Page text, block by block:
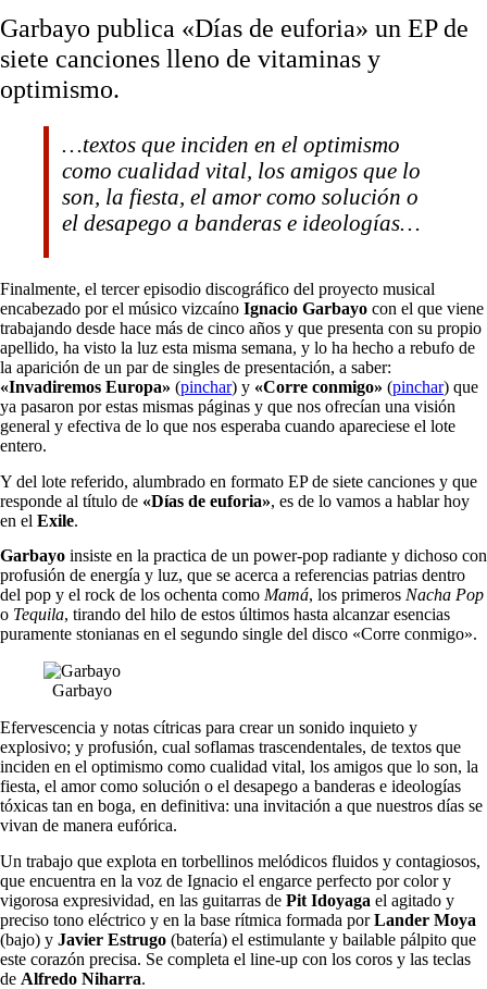
Garbayo publica «Días de euforia» un EP de
siete canciones lleno de vitaminas y
optimismo.
…textos que inciden en el optimismo
como cualidad vital, los amigos que lo
son, la fiesta, el amor como solución o
el desapego a banderas e ideologías…
Finalmente, el tercer episodio discográfico del proyecto musical
encabezado por el músico vizcaíno Ignacio Garbayo con el que viene
trabajando desde hace más de cinco años y que presenta con su propio
apellido, ha visto la luz esta misma semana, y lo ha hecho a rebufo de
la aparición de un par de singles de presentación, a saber:
«Invadiremos Europa» (pinchar) y «Corre conmigo» (pinchar) que
ya pasaron por estas mismas páginas y que nos ofrecían una visión
general y efectiva de lo que nos esperaba cuando apareciese el lote
entero.
Y del lote referido, alumbrado en formato EP de siete canciones y que
responde al título de «Días de euforia», es de lo vamos a hablar hoy
en el Exile.
Garbayo insiste en la practica de un power-pop radiante y dichoso con
profusión de energía y luz, que se acerca a referencias patrias dentro
del pop y el rock de los ochenta como Mamá, los primeros Nacha Pop
o Tequila, tirando del hilo de estos últimos hasta alcanzar esencias
puramente stonianas en el segundo single del disco «Corre conmigo».
Garbayo
Efervescencia y notas cítricas para crear un sonido inquieto y
explosivo; y profusión, cual soflamas trascendentales, de textos que
inciden en el optimismo como cualidad vital, los amigos que lo son, la
fiesta, el amor como solución o el desapego a banderas e ideologías
tóxicas tan en boga, en definitiva: una invitación a que nuestros días se
vivan de manera eufórica.
Un trabajo que explota en torbellinos melódicos fluidos y contagiosos,
que encuentra en la voz de Ignacio el engarce perfecto por color y
vigorosa expresividad, en las guitarras de Pit Idoyaga el agitado y
preciso tono eléctrico y en la base rítmica formada porLander Moya
(bajo) y Javier Estrugo (batería) el estimulante y bailable pálpito que
este corazón precisa. Se completa el line-up con los coros y las teclas
de Alfredo Niharra.